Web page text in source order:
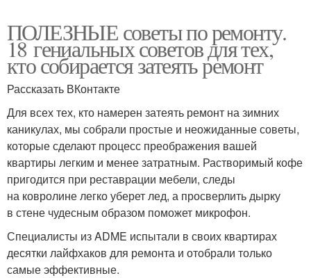
ПОЛЕЗНЫЕ советы по ремонту.
18 гениальных советов для тех,
кто собирается затеять ремонт
Рассказать ВКонтакте
Для всех тех, кто намерен затеять ремонт на зимних
каникулах, мы собрали простые и неожиданные советы,
которые сделают процесс преображения вашей
квартиры легким и менее затратным. Растворимый кофе
пригодится при реставрации мебели, следы
на ковролине легко уберет лед, а просверлить дырку
в стене чудесным образом поможет микрофон.
Специалисты из ADME испытали в своих квартирах
десятки лайфхаков для ремонта и отобрали только
самые эффективные.